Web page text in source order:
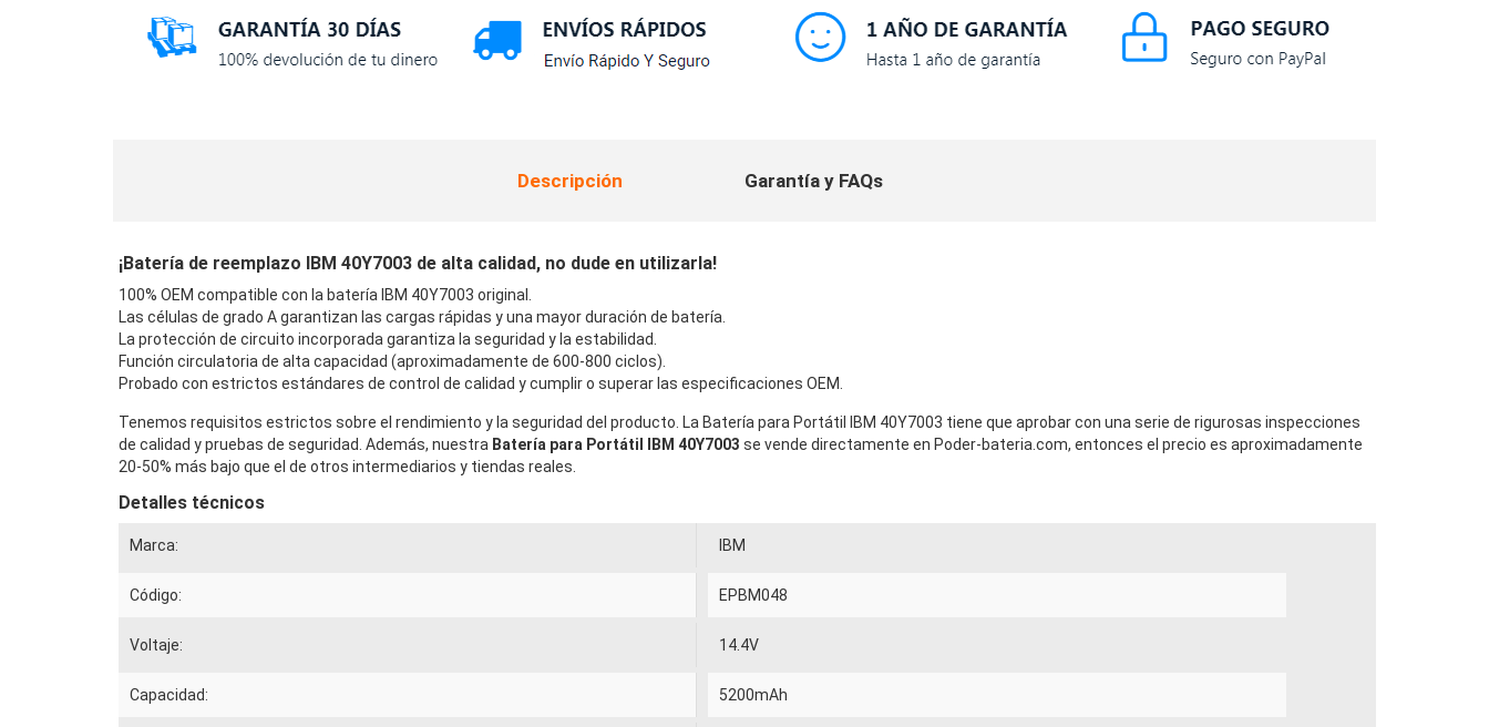
Descripción Garantía y FAQs
¡Batería de reemplazo IBM 40Y7003 de alta calidad, no dude en utilizarla!
100% OEM compatible con la batería IBM 40Y7003 original.
Las células de grado A garantizan las cargas rápidas y una mayor duración de batería.
La protección de circuito incorporada garantiza la seguridad y la estabilidad.
Función circulatoria de alta capacidad (aproximadamente de 600-800 ciclos).
Probado con estrictos estándares de control de calidad y cumplir o superar las especificaciones OEM.
Tenemos requisitos estrictos sobre el rendimiento y la seguridad del producto. La Batería para Portátil IBM 40Y7003 tiene que aprobar con una serie de rigurosas inspecciones
de calidad y pruebas de seguridad. Además, nuestra Batería para Portátil IBM 40Y7003 se vende directamente en Poder-bateria.com, entonces el precio es aproximadamente
20-50% más bajo que el de otros intermediarios y tiendas reales.
Detalles técnicos
Marca: IBM
Código: EPBM048
Voltaje: 14.4V
Capacidad: 5200mAh